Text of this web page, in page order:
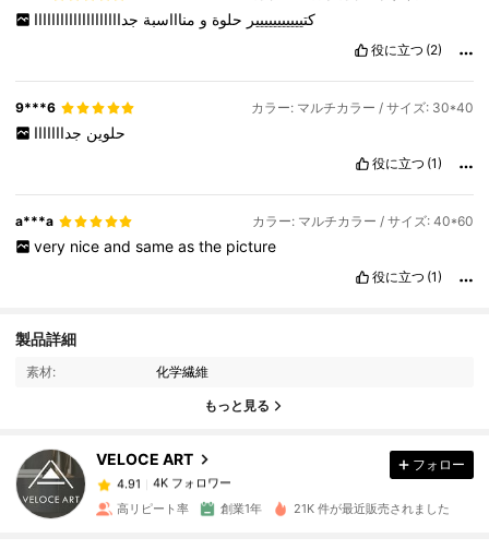
كتييييييييييير حلوة و مناااسبة جداااااااااااااااااااا
役に立つ (2)
9***6 カラー: マルチカラー / サイズ: 30*40
حلوين جدااااااا
役に立つ (1)
a***a カラー: マルチカラー / サイズ: 40*60
very nice and same as the picture
役に立つ (1)
製品詳細
素材: 化学繊維
もっと見る
VELOCE ART
4K フォロワー
4.91
p***1
は1日前 に購入しました
フォロー
高リピート率 創業1年 21K 件が最近販売されました